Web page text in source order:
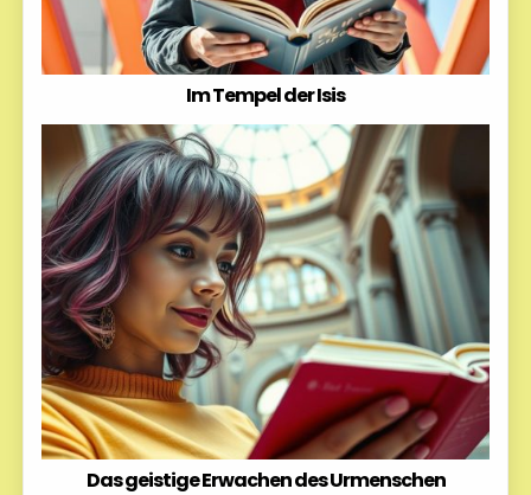
Im Tempel der Isis
Das geistige Erwachen des Urmenschen